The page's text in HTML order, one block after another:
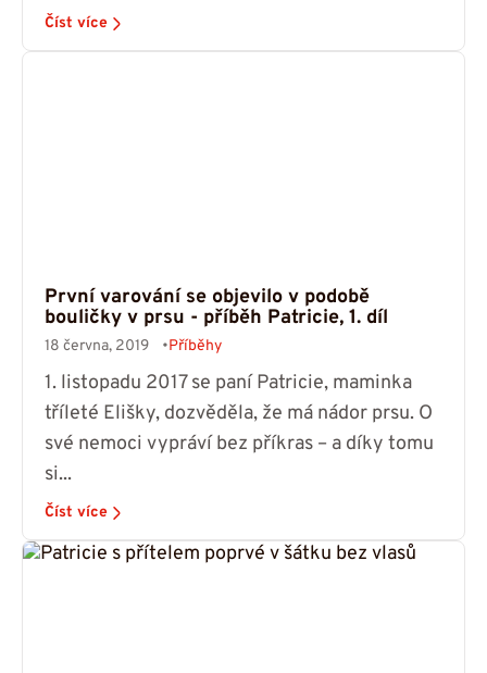
Číst více
První varování se objevilo v podobě
bouličky v prsu - příběh Patricie, 1. díl
18 června, 2019 Příběhy
1. listopadu 2017 se paní Patricie, maminka
tříleté Elišky, dozvěděla, že má nádor prsu. O
své nemoci vypráví bez příkras – a díky tomu
si...
Číst více